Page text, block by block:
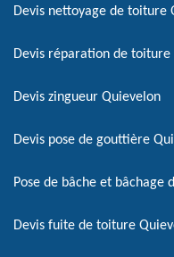
Devis nettoyage de toiture
Devis réparation de toiture
Devis zingueur Quievelon
Devis pose de gouttière
Pose de bâche et bâchage
Devis fuite de toiture